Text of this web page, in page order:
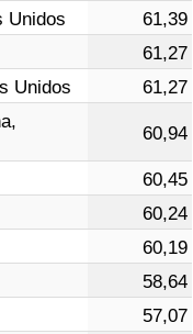
Unidos
61,39
61,27
Unidos 61,27
60,94
60,45
60,24
60,19
58,64
57,07